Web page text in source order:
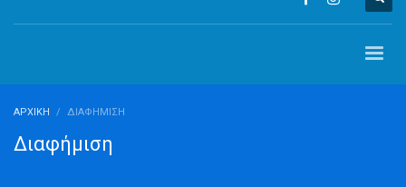
ΑΡΧΙΚΉ ΔΙΑΦΉΜΙΣΗ
Διαφήμιση